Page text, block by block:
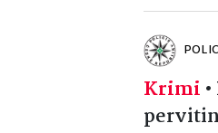
Krimi •